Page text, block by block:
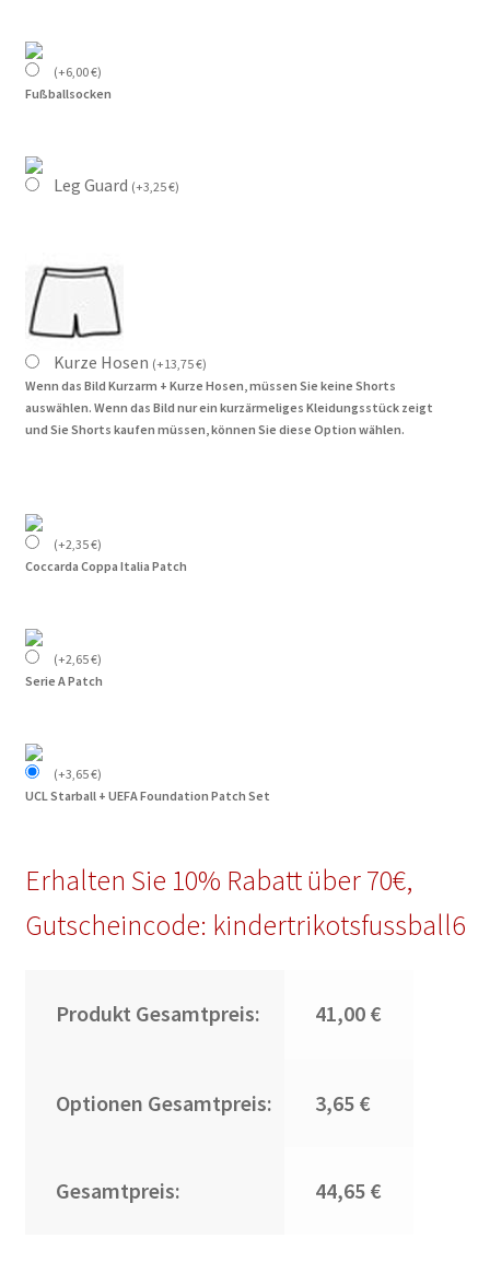
(+6,00€)
Fußballsocken
Leg Guard (+3,25€)
Kurze Hosen (+13,75€)
Wenn das Bild Kurzarm + Kurze Hosen, müssen Sie keine Shorts
auswählen. Wenn das Bild nur ein kurzärmeliges Kleidungsstück zeigt
und Sie Shorts kaufen müssen, können Sie diese Option wählen.
(+2,35€)
Coccarda Coppa Italia Patch
(+2,65€)
Serie A Patch
(+3,65€)
UCL Starball + UEFA Foundation Patch Set
Erhalten Sie 10% Rabatt über 70€,
Gutscheincode: kindertrikotsfussball6
Produkt Gesamtpreis: 41,00 €
Optionen Gesamtpreis: 3,65 €
Gesamtpreis: 44,65 €